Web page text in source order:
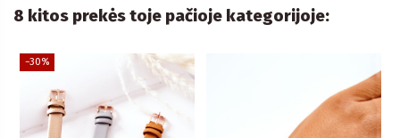
8 kitos prekės toje pačioje kategorijoje:
−30%